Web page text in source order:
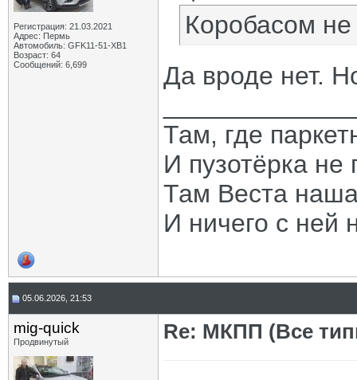
Регистрация: 21.03.2021
Адрес: Пермь
Автомобиль: GFK11-51-ХВ1
Возраст: 64
Сообщений: 6,699
Коробасом
Да вроде нет.
Там, где
И пузотёрка не
Там Веста
И ничего с ней
05.06.2026, 21:53
mig-quick
Продвинутый Re: МКПП (Все